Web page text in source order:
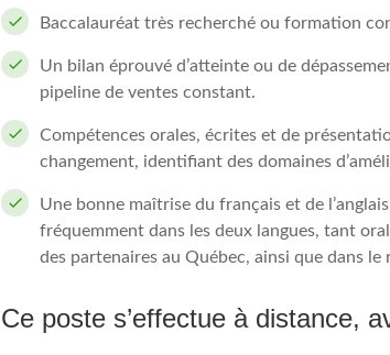
Baccalauréat très recherché ou formation
Un bilan éprouvé d’atteinte ou de
pipeline de ventes constant.
Compétences orales, écrites et de
changement, identifiant des domaines
Une bonne maîtrise du français et de
fréquemment dans les deux langues, tant
des partenaires au Québec, ainsi que dans
Ce poste s’effectue à distance,